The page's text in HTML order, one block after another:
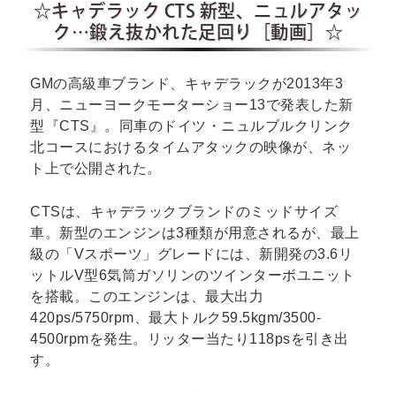
☆キャデラック CTS 新型、ニュルアタッ
ク…鍛え抜かれた足回り［動画］☆
GMの高級車ブランド、キャデラックが2013年3
月、ニューヨークモーターショー13で発表した新
型『CTS』。同車のドイツ・ニュルブルクリンク
北コースにおけるタイムアタックの映像が、ネッ
ト上で公開された。
CTSは、キャデラックブランドのミッドサイズ
車。新型のエンジンは3種類が用意されるが、最上
級の「Vスポーツ」グレードには、新開発の3.6リ
ットルV型6気筒ガソリンのツインターボユニット
を搭載。このエンジンは、最大出力
420ps/5750rpm、最大トルク59.5kgm/3500-
4500rpmを発生。リッター当たり118psを引き出
す。